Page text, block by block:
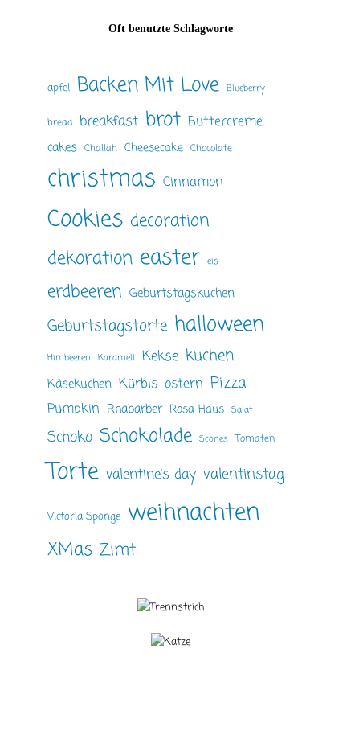
Oft benutzte Schlagworte
apfel Backen Mit Love Blueberry
bread breakfast brot Buttercreme
cakes Challah Cheesecake Chocolate
christmas Cinnamon
Cookies decoration
dekoration easter eis
erdbeeren Geburtstagskuchen
Geburtstagstorte halloween
Himbeeren Karamell Kekse kuchen
Käsekuchen Kürbis ostern Pizza
Pumpkin Rhabarber Rosa Haus Salat
Schoko Schokolade Scones Tomaten
Torte valentine's day valentinstag
Victoria Sponge weihnachten
XMas Zimt